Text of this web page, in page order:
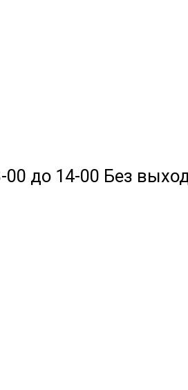
00 до 14-00 Без